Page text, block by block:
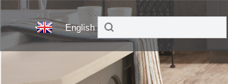
English